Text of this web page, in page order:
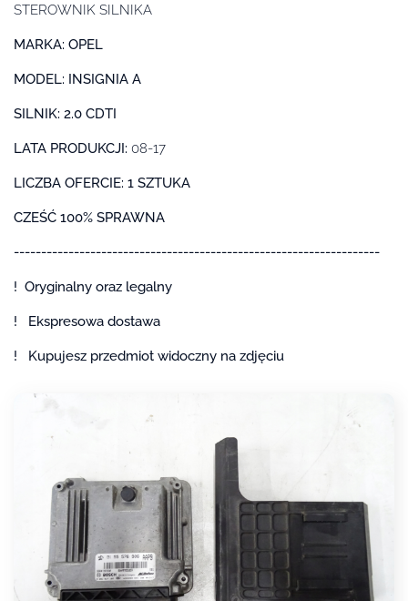
STEROWNIK SILNIKA
MARKA: OPEL
MODEL: INSIGNIA A
SILNIK: 2.0 CDTI
LATA PRODUKCJI: 08-17
LICZBA OFERCIE: 1 SZTUKA
CZEŚĆ 100% SPRAWNA
-------------------------------------------------------------------
! Oryginalny oraz legalny
! Ekspresowa dostawa
! Kupujesz przedmiot widoczny na zdjęciu